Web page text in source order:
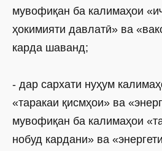
мувофиқан ба калимаҳои
ҳокимияти давлатӣ» ва
карда шаванд;
- дар сархати нуҳум
«таракаи қисмҳои» ва
мувофиқан ба калимаҳои
нобуд кардани» ва